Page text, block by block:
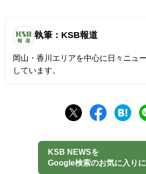
執筆：KSB報道
岡山・香川エリアを中心に日々ニュ
しています。
KSB NEWSを
Google検索のお気に入り